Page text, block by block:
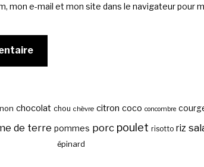
mon e-mail et mon site dans le navigateur pour
chocolat chou chèvre citron coco concombre
de terre pommes porc poulet risotto riz
épinard